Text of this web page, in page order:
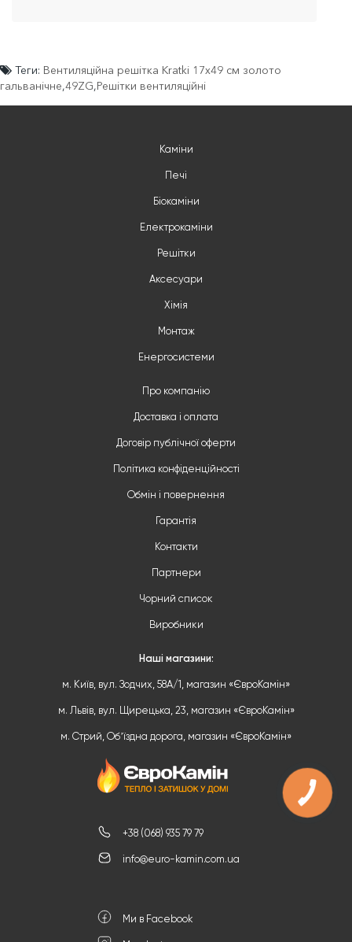
Теги: Вентиляційна решітка Kratki 17x49 см золото
гальванічне,49ZG,Решітки вентиляційні
+38 (068) 935 79 79
info@euro-kamin.com.ua
Ми в Facebook
Каміни
Печі
Біокаміни
Електрокаміни
Решітки
Аксесуари
Хімія
Монтаж
Енергосистеми
Про компанію
Доставка і оплата
Договір публічної оферти
Політика конфіденційності
Обмін і повернення
Гарантія
Контакти
Партнери
Чорний список
Виробники
Наші магазини:
м. Київ, вул. Зодчих, 58А/1, магазин «ЄвроКамін»
м. Львів, вул. Щирецька, 23, магазин «ЄвроКамін»
м. Стрий, Обʼїздна дорога, магазин «ЄвроКамін»